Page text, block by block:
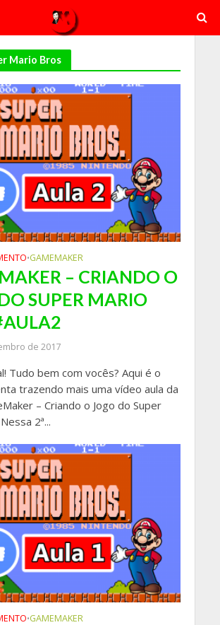
Mario Bros
•GAMEMAKER
– CRIANDO O
SUPER MARIO
de 2017
Tudo bem com vocês? Aqui é o
trazendo mais uma vídeo aula da
– Criando o Jogo do Super
2ª...
•GAMEMAKER